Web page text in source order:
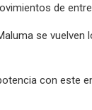
de
se vuelven
con este